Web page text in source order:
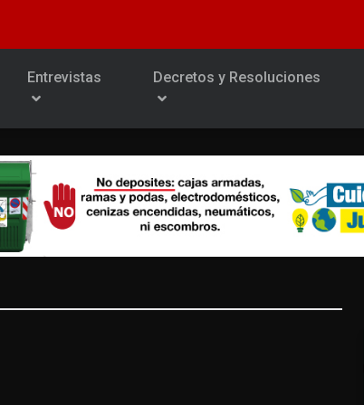
Entrevistas Decretos y Resoluciones